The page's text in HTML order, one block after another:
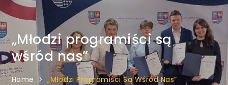
„Młodzi programiści są
wśród nas”
Home „Młodzi Programiści Są Wśród Nas”